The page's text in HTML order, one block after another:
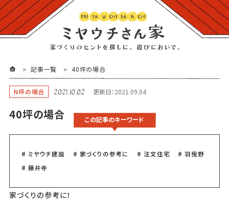
記事一覧 40坪の場合
N坪の場合 2021.10.02 更新日：2021.09.04
40坪の場合 この記事のキーワード
# ミヤウチ建設 # 家づくりの参考に # 注文住宅
# 羽曳野
# 藤井寺
家づくりの参考に！